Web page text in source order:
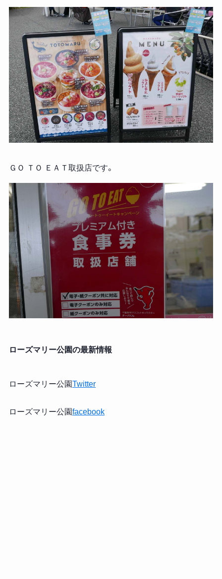
ＧＯ ＴＯ ＥＡＴ取扱店です。
ローズマリー公園の最新情報
ローズマリー公園Twitter
ローズマリー公園facebook